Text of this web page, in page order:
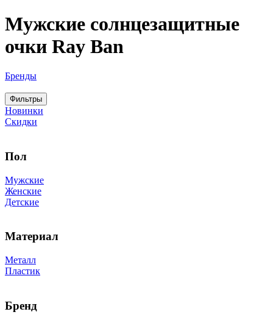
Мужские солнцезащитные
очки Ray Ban
Бренды
Фильтры
Новинки
Скидки
Пол
Мужские
Женские
Детские
Материал
Металл
Пластик
Бренд